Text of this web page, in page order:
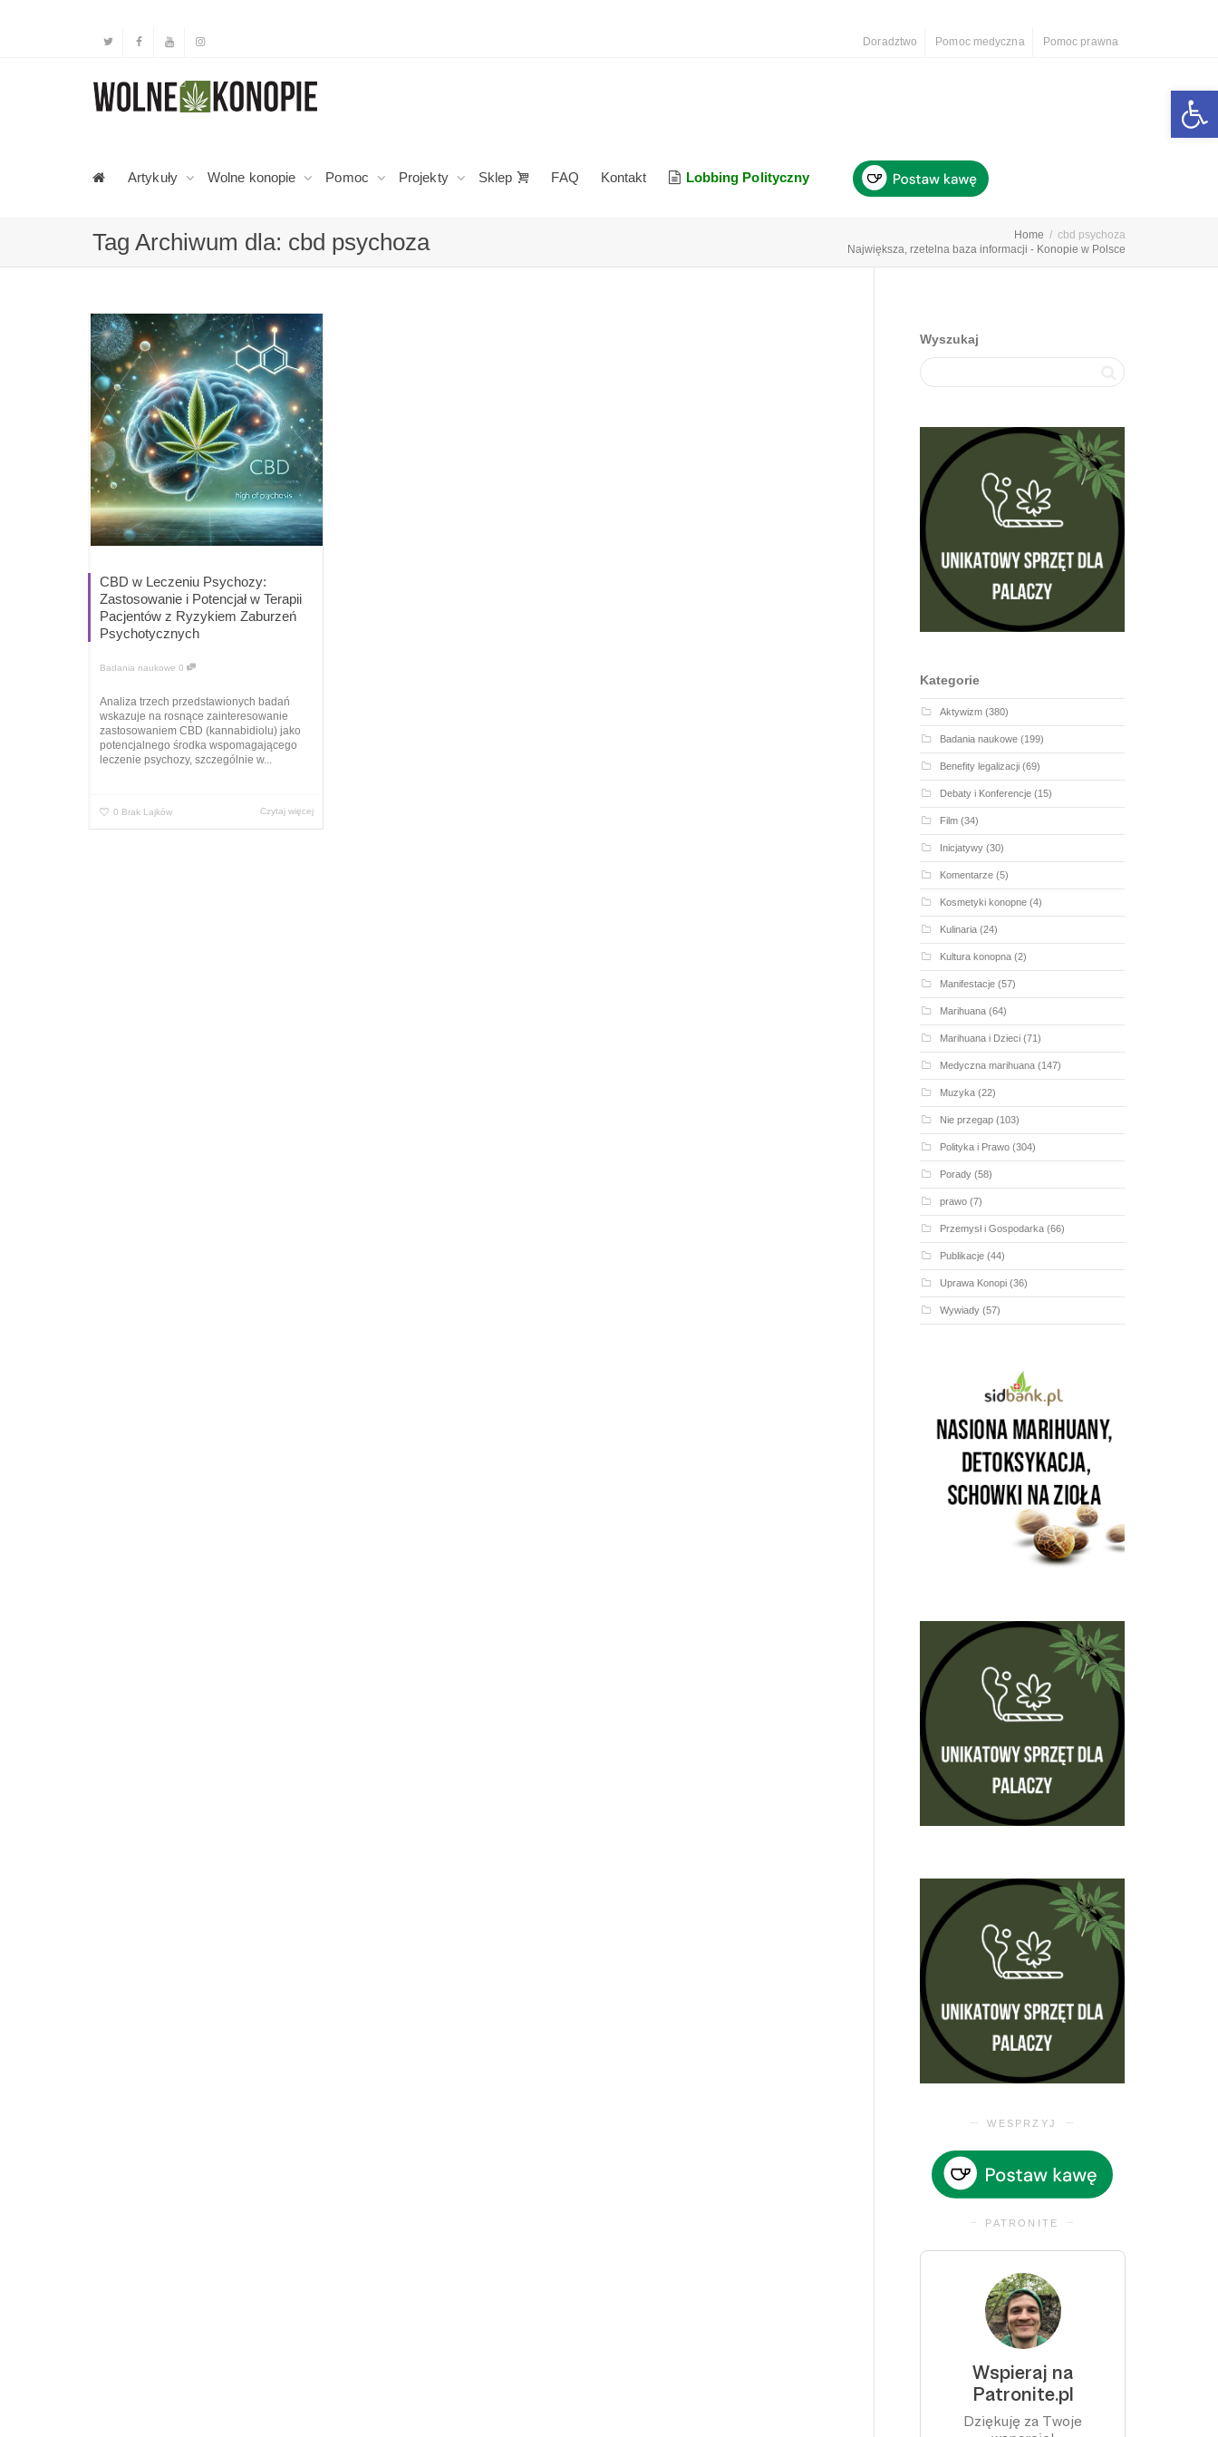
Doradztwo Pomoc medyczna Pomoc prawna
Artykuły Wolne konopie Pomoc Projekty Sklep FAQ Kontakt Lobbing Polityczny
Tag Archiwum dla: cbd psychoza Home
cbd psychoza
Największa, rzetelna baza informacji - Konopie w Polsce
CBD w Leczeniu Psychozy:
Zastosowanie i Potencjał w Terapii
Pacjentów z Ryzykiem Zaburzeń
Psychotycznych
Badania naukowe 0
Analiza trzech przedstawionych badań
wskazuje na rosnące zainteresowanie
zastosowaniem CBD (kannabidiolu) jako
potencjalnego środka wspomagającego
leczenie psychozy, szczególnie w...
0 Brak Lajków Czytaj więcej
Wyszukaj
Kategorie
Aktywizm(380)
Badania naukowe(199)
Benefity legalizacji(69)
Debaty i Konferencje(15)
Film(34)
Inicjatywy(30)
Komentarze(5)
Kosmetyki konopne(4)
Kulinaria(24)
Kultura konopna(2)
Manifestacje(57)
Marihuana(64)
Marihuana i Dzieci(71)
Medyczna marihuana(147)
Muzyka(22)
Nie przegap(103)
Polityka i Prawo(304)
Porady(58)
prawo(7)
Przemysł i Gospodarka(66)
Publikacje(44)
Uprawa Konopi(36)
Wywiady(57)
WESPRZYJ
PATRONITE